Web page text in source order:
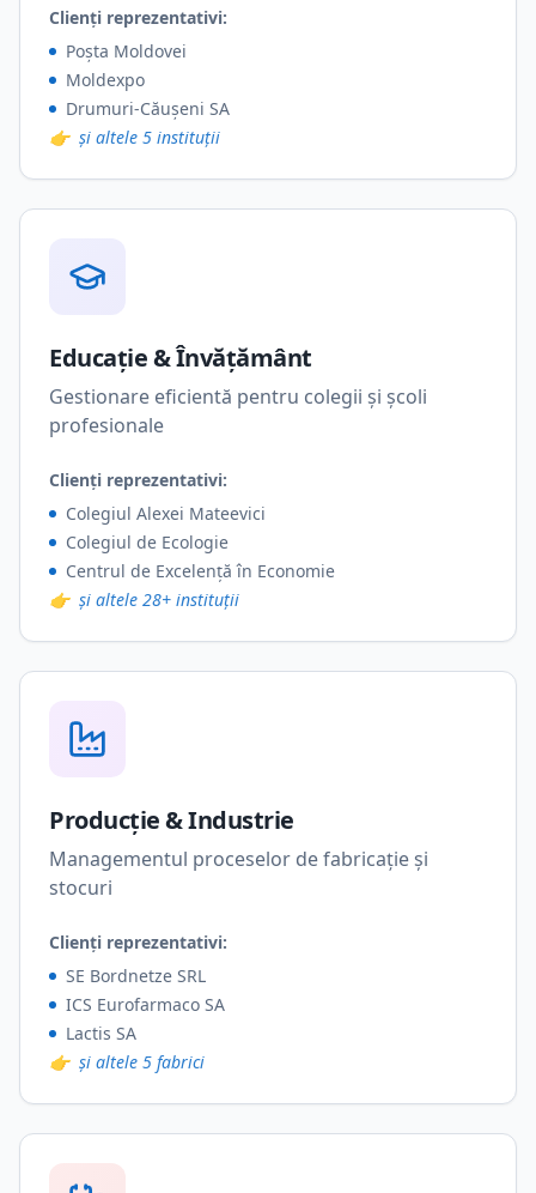
Clienți reprezentativi:
Poșta Moldovei
Moldexpo
Drumuri-Căușeni SA
👉 și altele 5 instituții
Educație & Învățământ
Gestionare eficientă pentru colegii și școli
profesionale
Clienți reprezentativi:
Colegiul Alexei Mateevici
Colegiul de Ecologie
Centrul de Excelență în Economie
👉 și altele 28+ instituții
Producție & Industrie
Managementul proceselor de fabricație și
stocuri
Clienți reprezentativi:
SE Bordnetze SRL
ICS Eurofarmaco SA
Lactis SA
👉 și altele 5 fabrici